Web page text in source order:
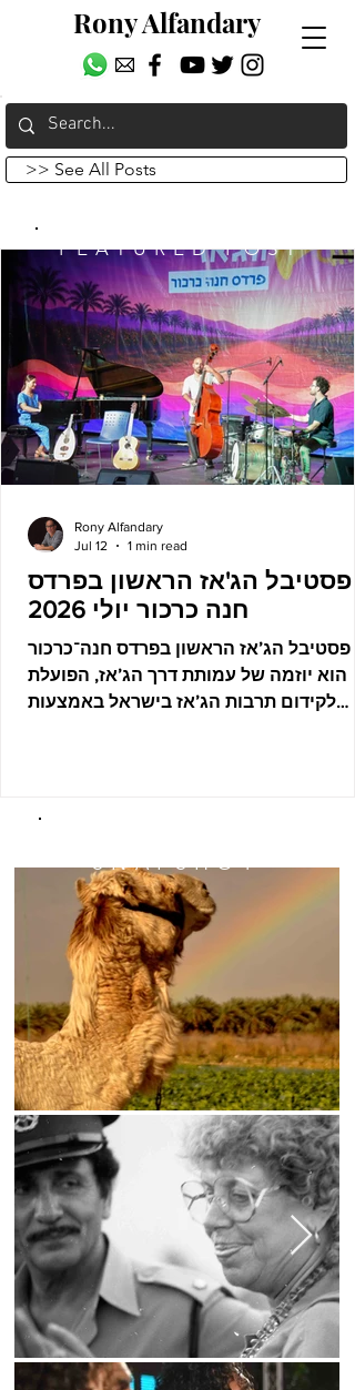
Rony Alfandary
>> See All Posts
פסטיבל הג'אז הראשון בפרדס
חנה כרכור יולי 2026
פסטיבל הג’אז הראשון בפרדס חנה־כרכור
הוא יוזמה של עמותת דרך הג’אז, הפועלת
לקידום תרבות הג’אז בישראל באמצעות
התכנון וההפקה של הפסטיבל. המפגש עם
הקהל הוכיח להם שבאזור קיימת קהילה של
תושבות ותושבים הצמאה למוסיקה חיה
מפיקי הפסטיבל ביקשו ממני לתעד
את הפסטיבל.
Rony Alfandary
Jul 12
1 min read
FEATURED POST
SNAPSHOT